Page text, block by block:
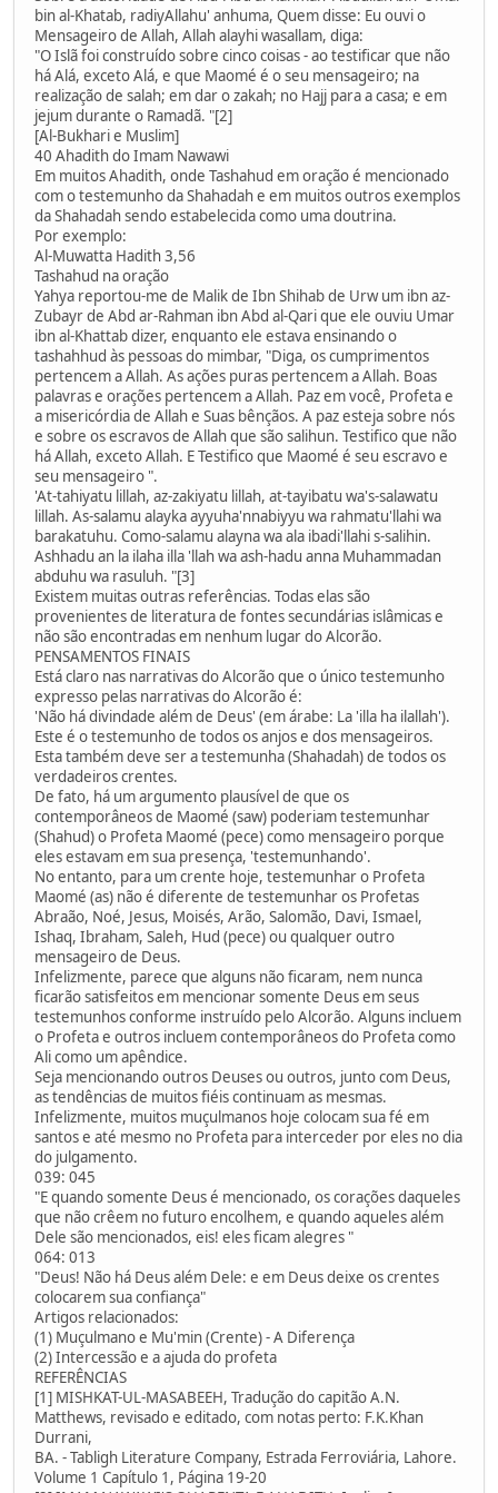
bin al-Khatab, radiyAllahu' anhuma, Quem disse: Eu ouvi o
Mensageiro de Allah, Allah alayhi wasallam, diga:
"O Islã foi construído sobre cinco coisas - ao testificar que não
há Alá, exceto Alá, e que Maomé é o seu mensageiro; na
realização de salah; em dar o zakah; no Hajj para a casa; e em
jejum durante o Ramadã. "[2]
[Al-Bukhari e Muslim]
40 Ahadith do Imam Nawawi
Em muitos Ahadith, onde Tashahud em oração é mencionado
com o testemunho da Shahadah e em muitos outros exemplos
da Shahadah sendo estabelecida como uma doutrina.
Por exemplo:
Al-Muwatta Hadith 3,56
Tashahud na oração
Yahya reportou-me de Malik de Ibn Shihab de Urw um ibn az-
Zubayr de Abd ar-Rahman ibn Abd al-Qari que ele ouviu Umar
ibn al-Khattab dizer, enquanto ele estava ensinando o
tashahhud às pessoas do mimbar, "Diga, os cumprimentos
pertencem a Allah. As ações puras pertencem a Allah. Boas
palavras e orações pertencem a Allah. Paz em você, Profeta e
a misericórdia de Allah e Suas bênçãos. A paz esteja sobre nós
e sobre os escravos de Allah que são salihun. Testifico que não
há Allah, exceto Allah. E Testifico que Maomé é seu escravo e
seu mensageiro ".
'At-tahiyatu lillah, az-zakiyatu lillah, at-tayibatu wa's-salawatu
lillah. As-salamu alayka ayyuha'nnabiyyu wa rahmatu'llahi wa
barakatuhu. Como-salamu alayna wa ala ibadi'llahi s-salihin.
Ashhadu an la ilaha illa 'llah wa ash-hadu anna Muhammadan
abduhu wa rasuluh. "[3]
Existem muitas outras referências. Todas elas são
provenientes de literatura de fontes secundárias islâmicas e
não são encontradas em nenhum lugar do Alcorão.
PENSAMENTOS FINAIS
Está claro nas narrativas do Alcorão que o único testemunho
expresso pelas narrativas do Alcorão é:
'Não há divindade além de Deus' (em árabe: La 'illa ha ilallah').
Este é o testemunho de todos os anjos e dos mensageiros.
Esta também deve ser a testemunha (Shahadah) de todos os
verdadeiros crentes.
De fato, há um argumento plausível de que os
contemporâneos de Maomé (saw) poderiam testemunhar
(Shahud) o Profeta Maomé (pece) como mensageiro porque
eles estavam em sua presença, 'testemunhando'.
No entanto, para um crente hoje, testemunhar o Profeta
Maomé (as) não é diferente de testemunhar os Profetas
Abraão, Noé, Jesus, Moisés, Arão, Salomão, Davi, Ismael,
Ishaq, Ibraham, Saleh, Hud (pece) ou qualquer outro
mensageiro de Deus.
Infelizmente, parece que alguns não ficaram, nem nunca
ficarão satisfeitos em mencionar somente Deus em seus
testemunhos conforme instruído pelo Alcorão. Alguns incluem
o Profeta e outros incluem contemporâneos do Profeta como
Ali como um apêndice.
Seja mencionando outros Deuses ou outros, junto com Deus,
as tendências de muitos fiéis continuam as mesmas.
Infelizmente, muitos muçulmanos hoje colocam sua fé em
santos e até mesmo no Profeta para interceder por eles no dia
do julgamento.
039: 045
"E quando somente Deus é mencionado, os corações daqueles
que não crêem no futuro encolhem, e quando aqueles além
Dele são mencionados, eis! eles ficam alegres "
064: 013
"Deus! Não há Deus além Dele: e em Deus deixe os crentes
colocarem sua confiança"
Artigos relacionados:
(1) Muçulmano e Mu'min (Crente) - A Diferença
(2) Intercessão e a ajuda do profeta
REFERÊNCIAS
[1] MISHKAT-UL-MASABEEH, Tradução do capitão A.N.
Matthews, revisado e editado, com notas perto: F.K.Khan
Durrani,
BA. - Tabligh Literature Company, Estrada Ferroviária, Lahore.
Volume 1 Capítulo 1, Página 19-20